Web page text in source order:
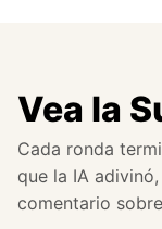
Vea la
Cada ronda
que la IA
comentario